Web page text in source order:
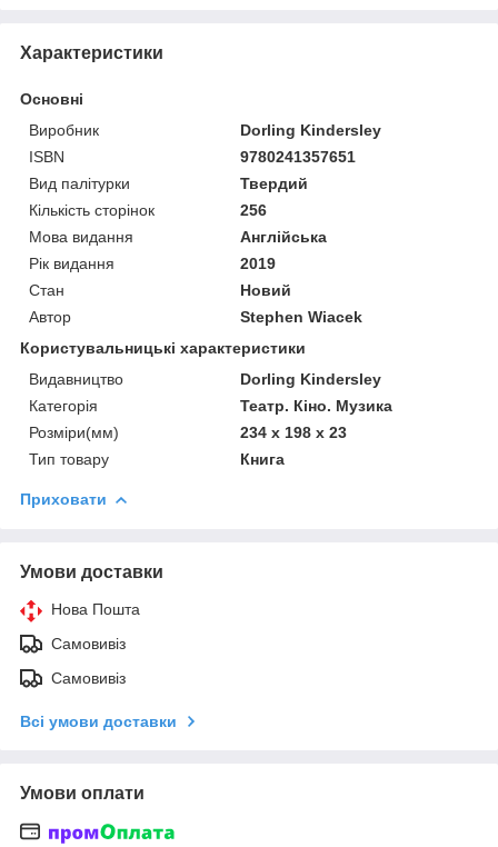
Характеристики
Основні
Виробник
Dorling Kindersley
ISBN
9780241357651
Вид палітурки
Твердий
Кількість сторінок
256
Мова видання
Англійська
Рік видання
2019
Стан
Новий
Автор
Stephen Wiacek
Користувальницькі характеристики
Видавництво
Dorling Kindersley
Категорія
Театр. Кіно. Музика
Розміри(мм)
234 x 198 x 23
Тип товару
Книга
Приховати
Умови доставки
Нова Пошта
Самовивіз
Самовивіз
Всі умови доставки
Умови оплати